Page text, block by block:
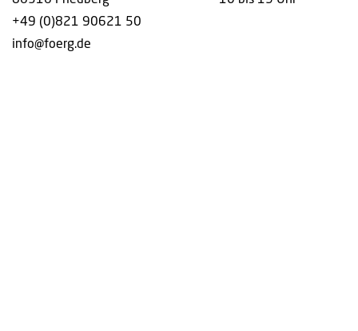
+49 (0)821 90621 50
info@foerg.de